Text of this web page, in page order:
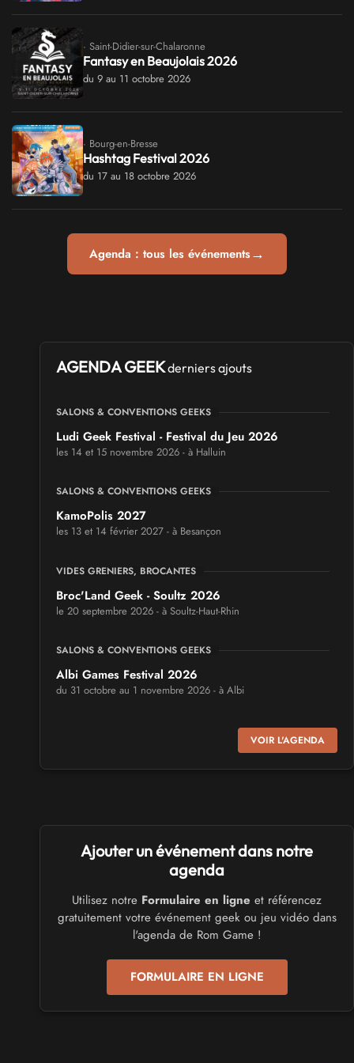
· Saint-Didier-sur-Chalaronne
Fantasy en Beaujolais 2026
du 9 au 11 octobre 2026
· Bourg-en-Bresse
Hashtag Festival 2026
du 17 au 18 octobre 2026
Agenda : tous les événements→
AGENDA GEEKderniers ajouts
SALONS & CONVENTIONS GEEKS
Ludi Geek Festival - Festival du Jeu 2026
les 14 et 15 novembre 2026 - à Halluin
SALONS & CONVENTIONS GEEKS
KamoPolis 2027
les 13 et 14 février 2027 - à Besançon
VIDES GRENIERS, BROCANTES
Broc'Land Geek - Soultz 2026
le 20 septembre 2026 - à Soultz-Haut-Rhin
SALONS & CONVENTIONS GEEKS
Albi Games Festival 2026
du 31 octobre au 1 novembre 2026 - à Albi
Virtual Calais - salon du jeu vidéo et des loisirs
numériques 2026
SALONS & CONVENTIONS GEEKS
Trolls et Légendes 2027
du 26 au 28 mars 2027 - à Mons
CULTURE JAPONAISE ET OTAKU
Mang'Azur 2027
les 24 et 25 avril 2027 - à Toulon
SALONS & CONVENTIONS GEEKS
Play Azur Festival 2027
VOIR L'AGENDA
Ajouter un événement dans notre
agenda
Utilisez notre Formulaire en ligne et référencez
gratuitement votre événement geek ou jeu vidéo dans
l'agenda de Rom Game !
FORMULAIRE EN LIGNE